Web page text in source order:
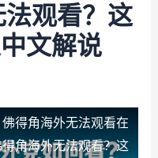
观看？这
文解说
得角海外无法观看在
角海外无法观看？这